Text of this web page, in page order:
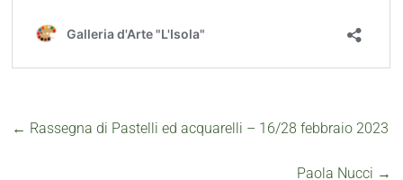
← Rassegna di Pastelli ed acquarelli – 16/28 febbraio 2023
Paola Nucci →